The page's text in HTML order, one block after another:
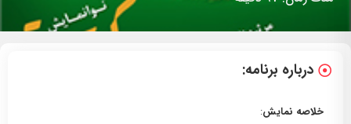
درباره برنامه:
خلاصه نمایش: